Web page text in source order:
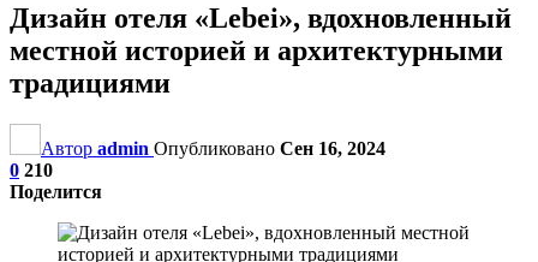
Дизайн отеля «Lebei», вдохновленный
местной историей и архитектурными
традициями
Автор admin Опубликовано Сен 16, 2024
0 210
Поделится